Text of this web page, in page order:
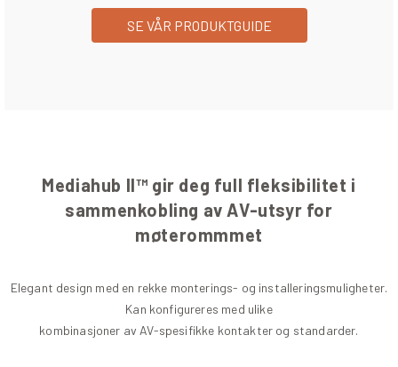
SE VÅR PRODUKTGUIDE
Mediahub II™ gir deg full fleksibilitet i
sammenkobling av AV-utsyr for
møterommmet
Elegant design med en rekke monterings- og installeringsmuligheter.
Kan konfigureres med ulike
kombinasjoner av AV-spesifikke kontakter og standarder.